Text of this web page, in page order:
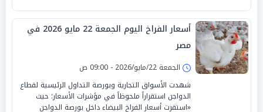
أسعار الفراخ اليوم الجمعة 22 مايو 2026 في
مصر
الجمعة 22/مايو/2026 - 09:00 ص
شهدت الأسواق التجارية وبورصة التداول الرئيسية لقطاع
الدواجن استقراراً ملحوظاً في مؤشرات الأسعار؛ حيث
«استقرت أسعار الفراخ البيضاء داخل بورصة الدواجن